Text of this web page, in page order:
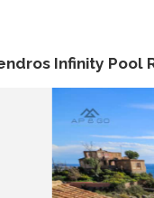
Infinity Pool